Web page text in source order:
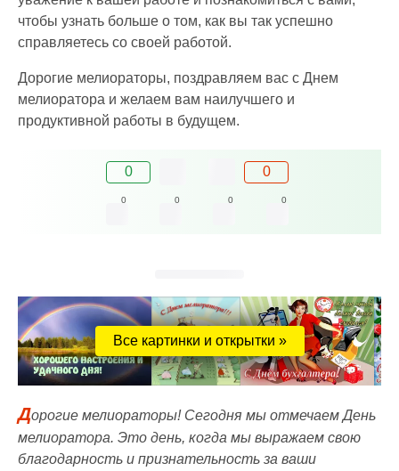
чтобы узнать больше о том, как вы так успешно
справляетесь со своей работой.
Дорогие мелиораторы, поздравляем вас с Днем
мелиоратора и желаем вам наилучшего и
продуктивной работы в будущем.
0 0
0 0 0 0
Все картинки и открытки »
Дорогие мелиораторы! Сегодня мы отмечаем День
мелиоратора. Это день, когда мы выражаем свою
благодарность и признательность за ваши